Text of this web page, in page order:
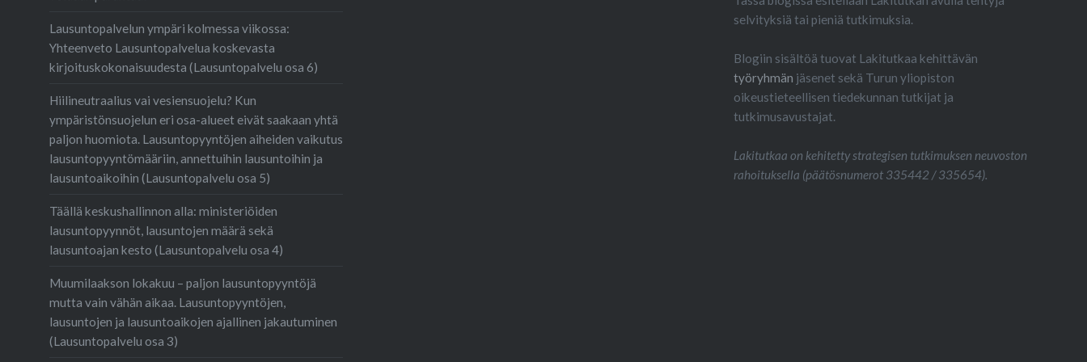
Lausuntopalvelun ympäri kolmessa viikossa:
Yhteenveto Lausuntopalvelua koskevasta
kirjoituskokonaisuudesta (Lausuntopalvelu osa 6)
Hiilineutraalius vai vesiensuojelu? Kun
ympäristönsuojelun eri osa-alueet eivät saakaan yhtä
paljon huomiota. Lausuntopyyntöjen aiheiden vaikutus
lausuntopyyntömääriin, annettuihin lausuntoihin ja
lausuntoaikoihin (Lausuntopalvelu osa 5)
Täällä keskushallinnon alla: ministeriöiden
lausuntopyynnöt, lausuntojen määrä sekä
lausuntoajan kesto (Lausuntopalvelu osa 4)
Muumilaakson lokakuu – paljon lausuntopyyntöjä
mutta vain vähän aikaa. Lausuntopyyntöjen,
lausuntojen ja lausuntoaikojen ajallinen jakautuminen
(Lausuntopalvelu osa 3)
selvityksiä tai pieniä tutkimuksia.
Blogiin sisältöä tuovat Lakitutkaa kehittävän
työryhmän jäsenet sekä Turun yliopiston
oikeustieteellisen tiedekunnan tutkijat ja
tutkimusavustajat.
Lakitutkaa on kehitetty strategisen tutkimuksen neuvoston
rahoituksella (päätösnumerot 335442 / 335654).